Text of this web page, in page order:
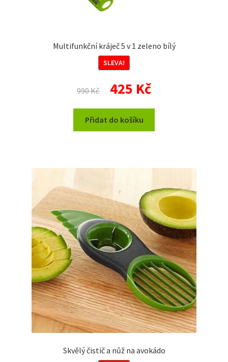
Multifunkční kráječ 5 v 1 zeleno bílý
SLEVA!
990Kč
Původní
cena
byla:
990 Kč.
425 KčAktuální
cena
je:
Přidat do košíku
Skvělý čistič a nůž na avokádo